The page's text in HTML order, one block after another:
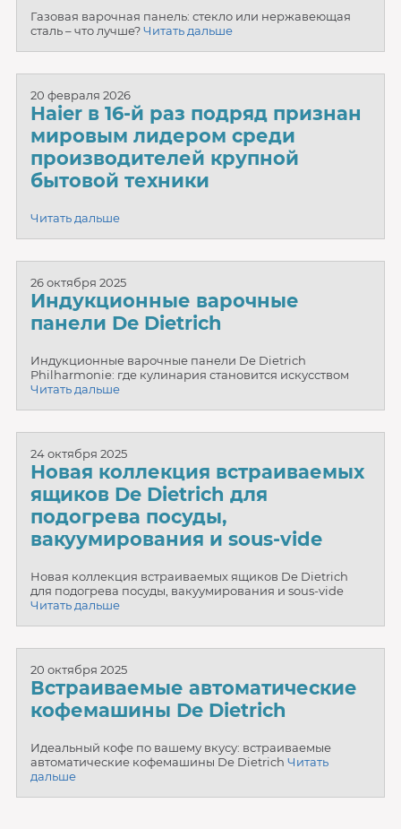
Газовая варочная панель: стекло или нержавеющая
сталь – что лучше?Читать дальше
20 февраля 2026
Haier в 16-й раз подряд признан
мировым лидером среди
производителей крупной
бытовой техники
Читать дальше
26 октября 2025
Индукционные варочные
панели De Dietrich
Индукционные варочные панели De Dietrich
Philharmonie: где кулинария становится искусством
Читать дальше
24 октября 2025
Новая коллекция встраиваемых
ящиков De Dietrich для
подогрева посуды,
вакуумирования и sous-vide
Новая коллекция встраиваемых ящиков De Dietrich
для подогрева посуды, вакуумирования и sous-vide
Читать дальше
20 октября 2025
Встраиваемые автоматические
кофемашины De Dietrich
Идеальный кофе по вашему вкусу: встраиваемые
автоматические кофемашины De Dietrich Читать
дальше